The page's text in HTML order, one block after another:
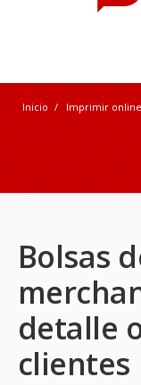
Inicio / Imprimir online
Bolsas
detalle
clientes